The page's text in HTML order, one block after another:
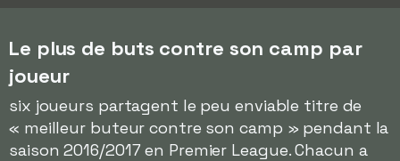
Le plus de buts contre son camp par
joueur
six joueurs partagent le peu enviable titre de
« meilleur buteur contre son camp » pendant la
saison 2016/2017 en Premier League. Chacun a